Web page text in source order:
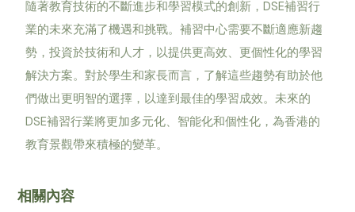
隨著教育技術的不斷進步和學習模式的創新，DSE補習行
業的未來充滿了機遇和挑戰。補習中心需要不斷適應新趨
勢，投資於技術和人才，以提供更高效、更個性化的學習
解決方案。對於學生和家長而言，了解這些趨勢有助於他
們做出更明智的選擇，以達到最佳的學習成效。未來的
DSE補習行業將更加多元化、智能化和個性化，為香港的
教育景觀帶來積極的變革。
相關內容